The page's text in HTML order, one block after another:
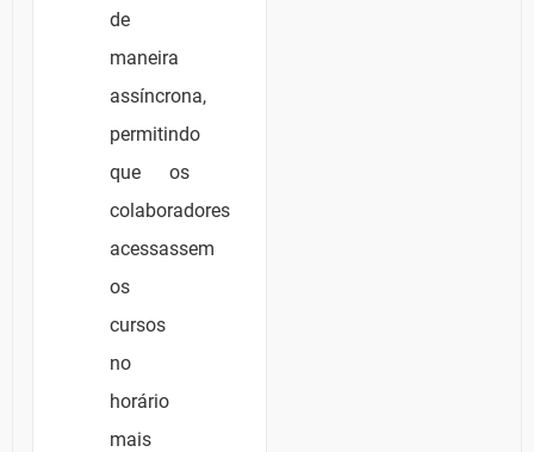
de
maneira
assíncrona,
permitindo
que os
colaboradores
acessassem
os
cursos
no
horário
mais